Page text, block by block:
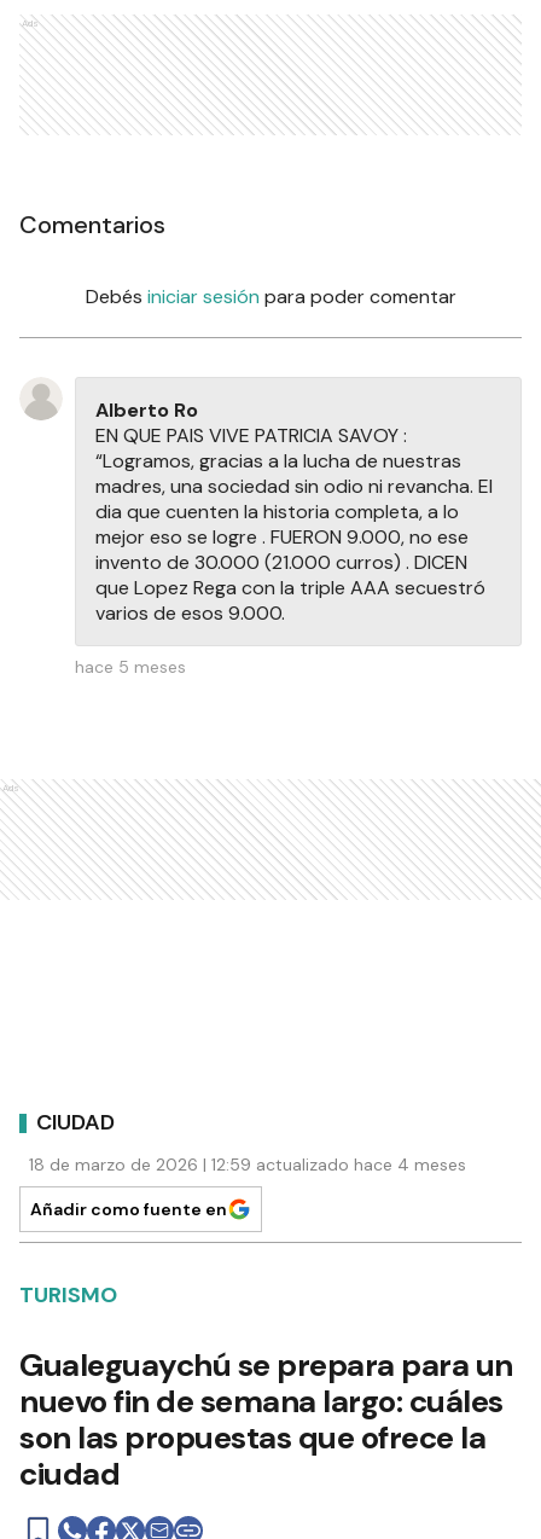
Ads
Comentarios
Debés iniciar sesión para poder comentar
Alberto Ro
EN QUE PAIS VIVE PATRICIA SAVOY :
“Logramos, gracias a la lucha de nuestras
madres, una sociedad sin odio ni revancha. El
dia que cuenten la historia completa, a lo
mejor eso se logre . FUERON 9.000, no ese
invento de 30.000 (21.000 curros) . DICEN
que Lopez Rega con la triple AAA secuestró
varios de esos 9.000.
hace 5 meses
Ads
CIUDAD
18 de marzo de 2026 | 12:59 actualizado hace 4 meses
Añadir como fuente en
TURISMO
Gualeguaychú se prepara para un
nuevo fin de semana largo: cuáles
son las propuestas que ofrece la
ciudad